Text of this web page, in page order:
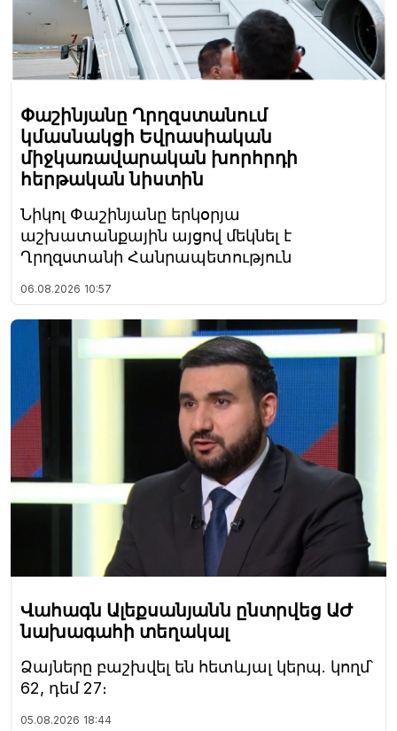
Փաշինյանը Ղրղզստանում
կմասնակցի Եվրասիական
միջկառավարական խորհրդի
հերթական նիստին
Նիկոլ Փաշինյանը երկօրյա
աշխատանքային այցով մեկնել է
Ղրղզստանի Հանրապետություն
06.08.2026 10:57
Վահագն Ալեքսանյանն ընտրվեց ԱԺ
նախագահի տեղակալ
Ձայները բաշխվել են հետևյալ կերպ. կողմ՝
62, դեմ 27։
05.08.2026 18:44